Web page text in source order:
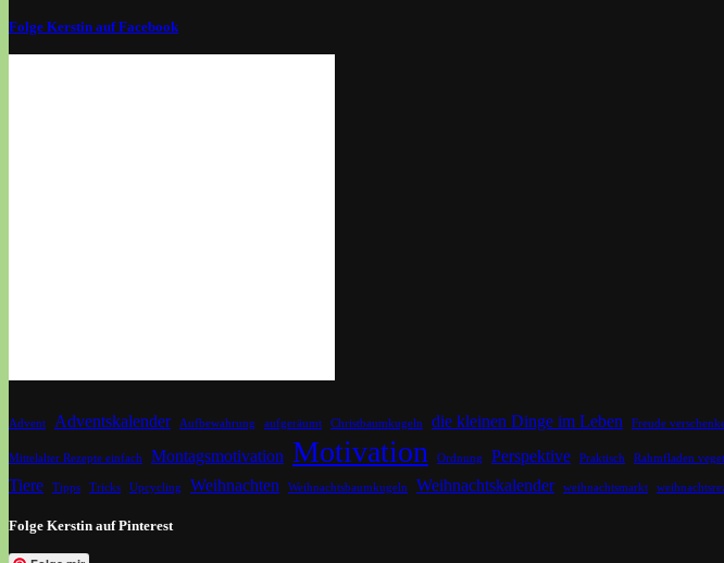
Folge Kerstin auf Facebook
Advent Adventskalender Aufbewahrung aufgeräumt Christbaumkugeln die kleinen Dinge im Leben Freude
Mittelalter Rezepte einfach Montagsmotivation Motivation Ordnung Perspektive Praktisch Rahmfladen
Tiere Tipps Tricks Upcycling Weihnachten Weihnachtsbaumkugeln Weihnachtskalender weihnachtsmarkt
Folge Kerstin auf Pinterest